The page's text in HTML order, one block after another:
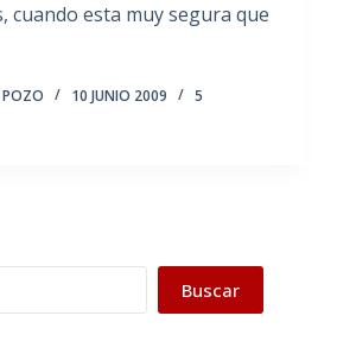
cuando esta muy segura que
POZO 10 JUNIO 2009
5
Buscar